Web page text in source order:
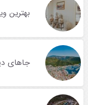
بهترین
جاهای